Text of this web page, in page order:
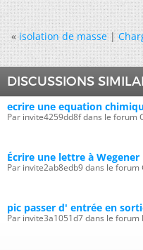
« isolation de masse|
DISCUSSIONS
ecrire une equation
Par invite4259dd8f dans le forum
Écrire une lettre à Wegener
Par invite2ab8edb9 dans le
pic passer d' entrée en
Par invite3a1051d7 dans le forum